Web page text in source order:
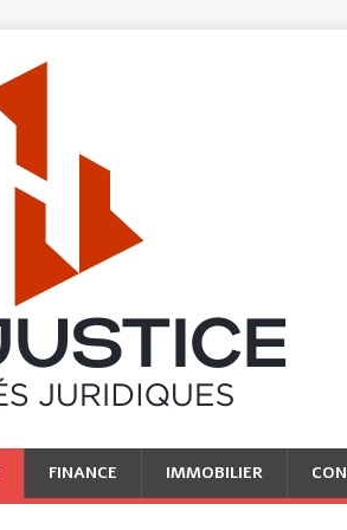
FINANCE IMMOBILIER